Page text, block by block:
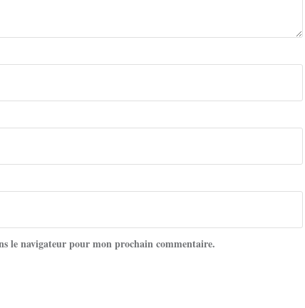
le navigateur pour mon prochain commentaire.